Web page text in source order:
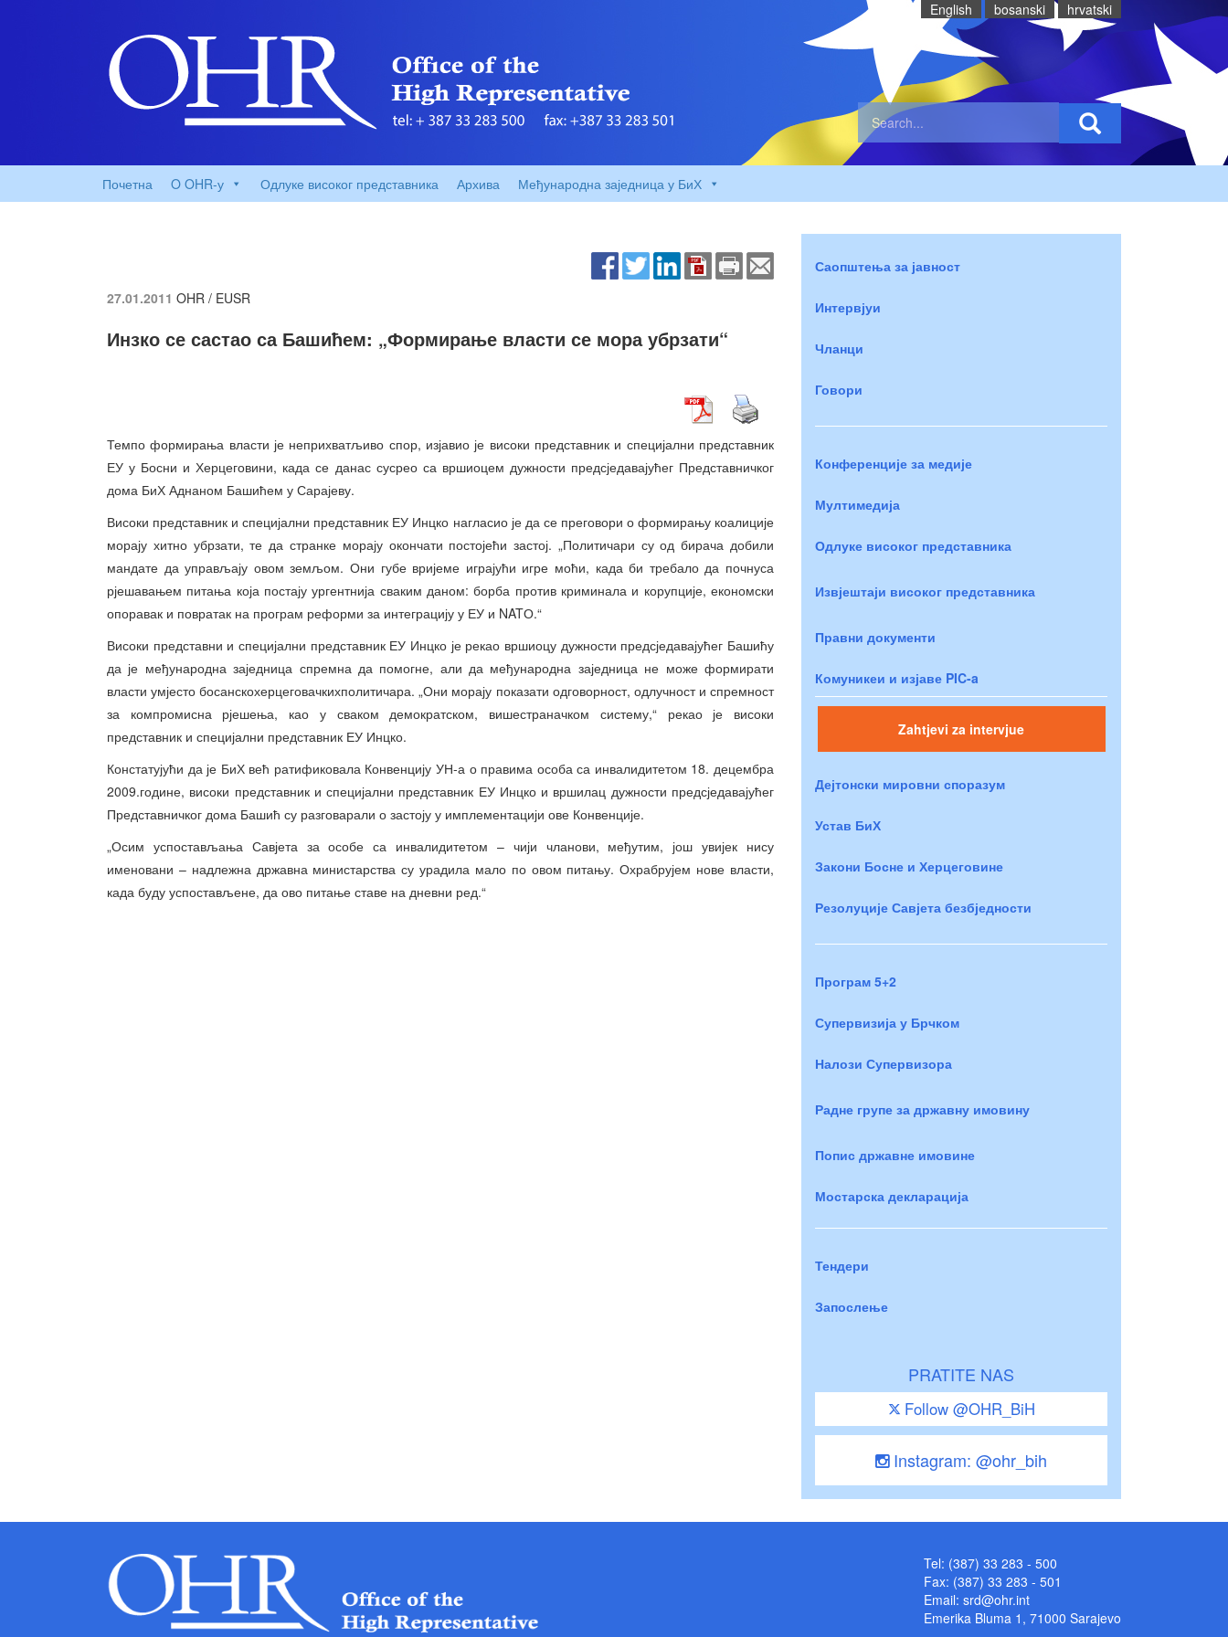
English bosanski hrvatski
Почетна O OHR-у Одлуке високог представника Архива Међународна заједница у БиХ
27.01.2011 OHR / EUSR
Инзко се састао са Башићем: „Формирање власти се мора убрзати“
Темпо формирања власти је неприхватљиво спор, изјавио је високи представник и специјални представник
ЕУ у Босни и Херцеговини, када се данас сусрео са вршиоцем дужности предсједавајућег Представничког
дома БиХ Аднаном Башићем у Сарајеву.
Високи представник и специјални представник ЕУ Инцко нагласио је да се преговори о формирању коалиције
морају хитно убрзати, те да странке морају окончати постојећи застој. „Политичари су од бирача добили
мандате да управљају овом земљом. Они губе вријеме играјући игре моћи, када би требало да почнуса
рјешавањем питања која постају ургентнија сваким даном: борба против криминала и корупције, економски
опоравак и повратак на програм реформи за интеграцију у ЕУ и NATО.“
Високи представни и специјални представник ЕУ Инцко је рекао вршиоцу дужности предсједавајућег Башићу
да је међународна заједница спремна да помогне, али да међународна заједница не може формирати
власти умјесто босанскохерцеговачкихполитичара. „Они морају показати одговорност, одлучност и спремност
за компромисна рјешења, као у сваком демократском, вишестраначком систему,“ рекао је високи
представник и специјални представник ЕУ Инцко.
Констатујући да је БиХ већ ратификовала Конвенцију УН-а о правима особа са инвалидитетом 18. децембра
2009.године, високи представник и специјални представник ЕУ Инцко и вршилац дужности предсједавајућег
Представничког дома Башић су разговарали о застоју у имплементацији ове Конвенције.
„Осим успостављања Савјета за особе са инвалидитетом – чији чланови, међутим, још увијек нису
именовани – надлежна државна министарства су урадила мало по овом питању. Охрабрујем нове власти,
када буду успостављене, да ово питање ставе на дневни ред.“
Саопштења за јавност
Интервјуи
Чланци
Говори
Конференције за медије
Мултимедија
Одлуке високог представника
Извјештаји високог представника
Правни документи
Комуникеи и изјаве PIC-a
Zahtjevi za intervjue
Дејтонски мировни споразум
Устав БиХ
Закони Босне и Херцеговине
Резолуције Савјета безбједности
Програм 5+2
Супервизија у Брчком
Налози Супервизора
Радне групе за државну имовину
Попис државне имовине
Мостарска декларација
Тендери
Запослење
PRATITE NAS
Follow @OHR_BiH
Instagram: @ohr_bih
Tel: (387) 33 283 - 500
Fax: (387) 33 283 - 501
Email: srd@ohr.int
Emerika Bluma 1, 71000 Sarajevo